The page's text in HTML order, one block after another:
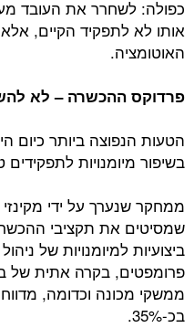
כפולה: לשחרר את העובד
אותו לא לתפקיד הקיים,
האוטומציה.
פרדוקס ההכשרה – לא
הטעות הנפוצה ביותר
בשיפור מיומנויות
ממחקר שנערך על ידי מקינזי
שמסיטים את תקציבי
ביצועיות למיומנויות של
פרומפטים, בקרה אתית של
ממשקי מכונה וכדומה,
בכ-35%.